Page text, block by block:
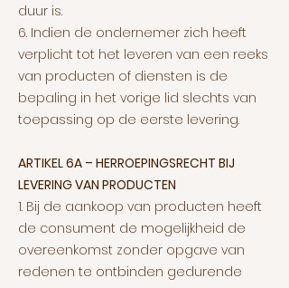
duur is.
6. Indien de ondernemer zich heeft
verplicht tot het leveren van een reeks
van producten of diensten is de
bepaling in het vorige lid slechts van
toepassing op de eerste levering.
ARTIKEL 6A – HERROEPINGSRECHT BIJ
LEVERING VAN PRODUCTEN
1. Bij de aankoop van producten heeft
de consument de mogelijkheid de
overeenkomst zonder opgave van
redenen te ontbinden gedurende